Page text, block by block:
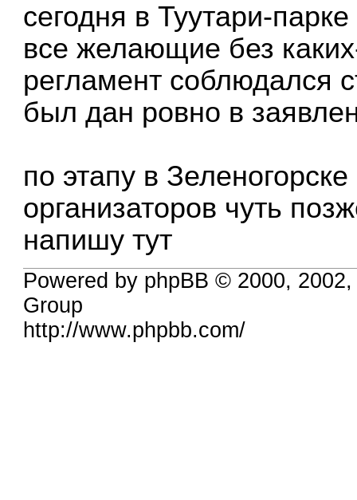
сегодня в Туутари-
все желающие без
регламент соблюдался
был дан ровно в
по этапу в
организаторов чуть
напишу тут
Powered by phpBB © 2000,
Group
http://www.phpbb.com/